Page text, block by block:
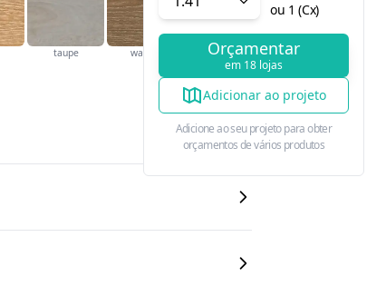
taupe walnut
ou 1 (Cx)
Orçamentar
em 18 lojas
Adicionar ao projeto
Adicione ao seu projeto para obter
orçamentos de vários produtos